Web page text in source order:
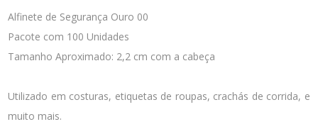
Alfinete de Segurança Ouro 00
Pacote com 100 Unidades
Tamanho Aproximado: 2,2 cm com a cabeça
Utilizado em costuras, etiquetas de roupas, crachás de corrida, e
muito mais.